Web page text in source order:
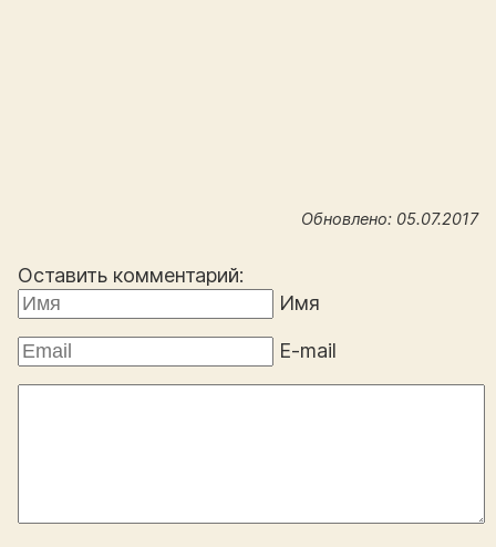
Обновлено: 05.07.2017
Оставить комментарий:
Имя
E-mail